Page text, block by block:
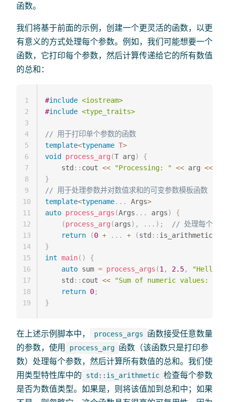
函数。
我们将基于前面的示例，创建一个更灵活的函数，以更
有意义的方式处理每个参数。例如，我们可能想要一个
函数，它打印每个参数，然后计算传递给它的所有数值
的总和：
#include <iostream>
#include <type_traits>
// 用于打印单个参数的函数
template<typename T>
void
process_arg (T arg)
{
    std
:: cout << "Processing: " << arg <<
}
// 用于处理参数并对数值求和的可变参数模板函数
template<typename. . . Args>
auto process_args (Args . . . args)
{
(process_arg (args) , . . . ) ;
// 处理每个参数
return
(0 + . . . + (std :: is_arithmetic
}
int main( )
{
auto sum = process_args (1 , 2.5, "Hello"
    std
:: cout << "Sum of numeric values: "
return 0;
}
1
2
3
4
5
6
7
8
9
10
11
12
13
14
15
16
17
18
19
在上述示例脚本中， process_args
函数接受任意数量
的参数，使用
process_arg 函数（该函数只是打印参
数）处理每个参数，然后计算所有数值的总和。我们使
用类型特性库中的
std::is_arithmetic 检查每个参数
是否为数值类型。如果是，则将该值加到总和中；如果